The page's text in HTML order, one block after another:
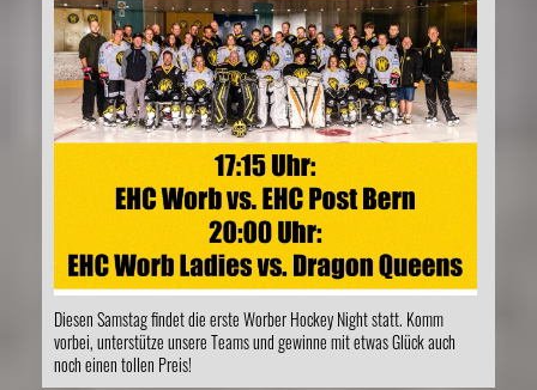
Diesen Samstag findet die erste Worber Hockey Night statt. Komm
vorbei, unterstütze unsere Teams und gewinne mit etwas Glück auch
noch einen tollen Preis!